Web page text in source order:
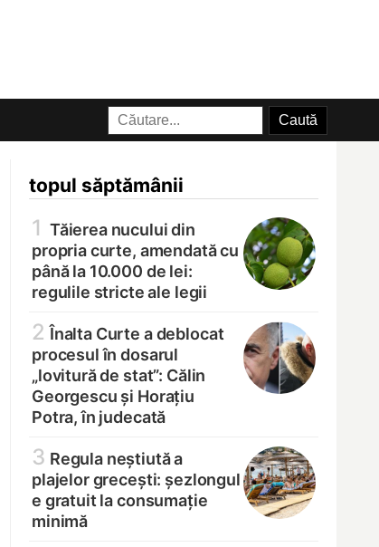
topul săptămânii
1 Tăierea nucului din
propria curte, amendată cu
până la 10.000 de lei:
regulile stricte ale legii
2 Înalta Curte a deblocat
procesul în dosarul
„lovitură de stat”: Călin
Georgescu și Horațiu
Potra, în judecată
3 Regula neștiută a
plajelor grecești: șezlongul
e gratuit la consumație
minimă